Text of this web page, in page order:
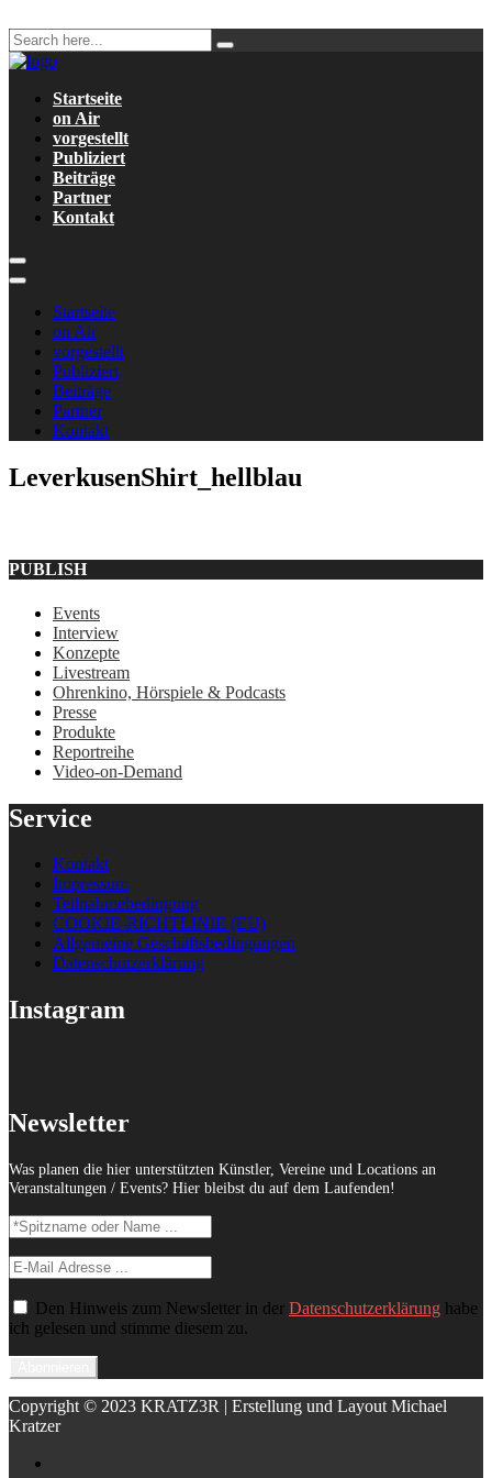
Startseite
on Air
vorgestellt
Publiziert
Beiträge
Partner
Kontakt
Startseite
on Air
vorgestellt
Publiziert
Beiträge
Partner
Kontakt
LeverkusenShirt_hellblau
PUBLISH
Events
Interview
Konzepte
Livestream
Ohrenkino, Hörspiele & Podcasts
Presse
Produkte
Reportreihe
Video-on-Demand
Service
Kontakt
Impressum
Teilnahmebedingung
COOKIE-RICHTLINIE (EU)
Allgemeine Geschäftsbedingungen
Datenschutzerklärung
Instagram
Newsletter
Was planen die hier unterstützten Künstler, Vereine und Locations an
Veranstaltungen / Events? Hier bleibst du auf dem Laufenden!
Den Hinweis zum Newsletter in der Datenschutzerklärung habe
ich gelesen und stimme diesem zu.
Copyright © 2023 KRATZ3R | Erstellung und Layout Michael
Kratzer